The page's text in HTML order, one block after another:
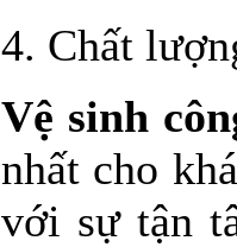
4. Chất
Vệ sinh
nhất cho
với sự tận